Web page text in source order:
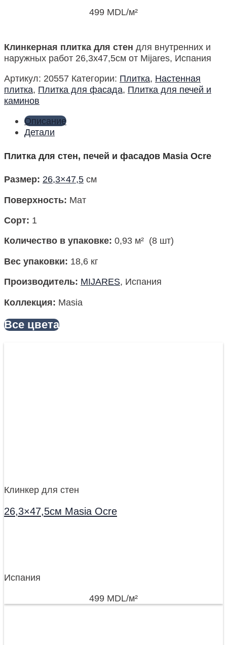
499 MDL/м²
Клинкерная плитка для стен для внутренних и
наружных работ 26,3х47,5см от Mijares, Испания
Артикул: 20557 Категории: Плитка, Настенная
плитка, Плитка для фасада, Плитка для печей и
каминов
Описание
Детали
Плитка для стен, печей и фасадов Masia Ocre
Размер: 26,3×47,5 см
Поверхность: Мат
Сорт: 1
Количество в упаковке: 0,93 м² (8 шт)
Вес упаковки: 18,6 кг
Производитель: MIJARES, Испания
Коллекция: Masia
Все цвета
Клинкер для стен
26,3×47,5см Masia Ocre
Испания
499 MDL/м²